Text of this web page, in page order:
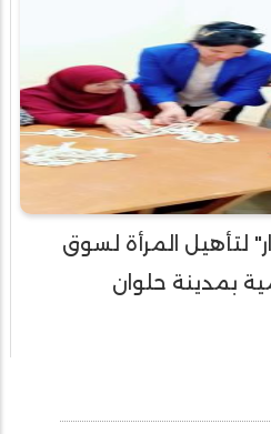
لتأهيل المرأة لسوق
بمدينة حلوان